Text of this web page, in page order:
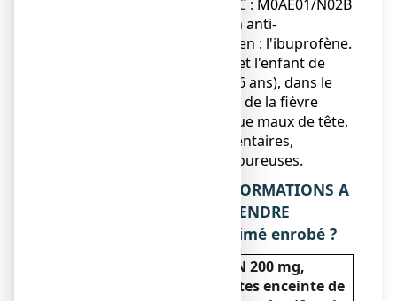
- code ATC : M0AE01/N02B
Ce médicament contient un anti-
inflammatoire non stéroïdien : l'ibuprofène.
Il est indiqué, chez l'adulte et l'enfant de
plus de 20 kg (soit environ 6 ans), dans le
traitement de courte durée de la fièvre
et/ou des douleurs telles que maux de tête,
états grippaux, douleurs dentaires,
courbatures et règles douloureuses.
2. QUELLES SONT LES INFORMATIONS A
CONNAITRE AVANT DE PRENDRE
NUROFEN 200 mg, comprimé enrobé ?
Ne prenez jamais NUROFEN 200 mg,
si vous êtes enceinte de